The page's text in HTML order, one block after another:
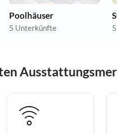
Poolhäuser
5 Unterkünfte